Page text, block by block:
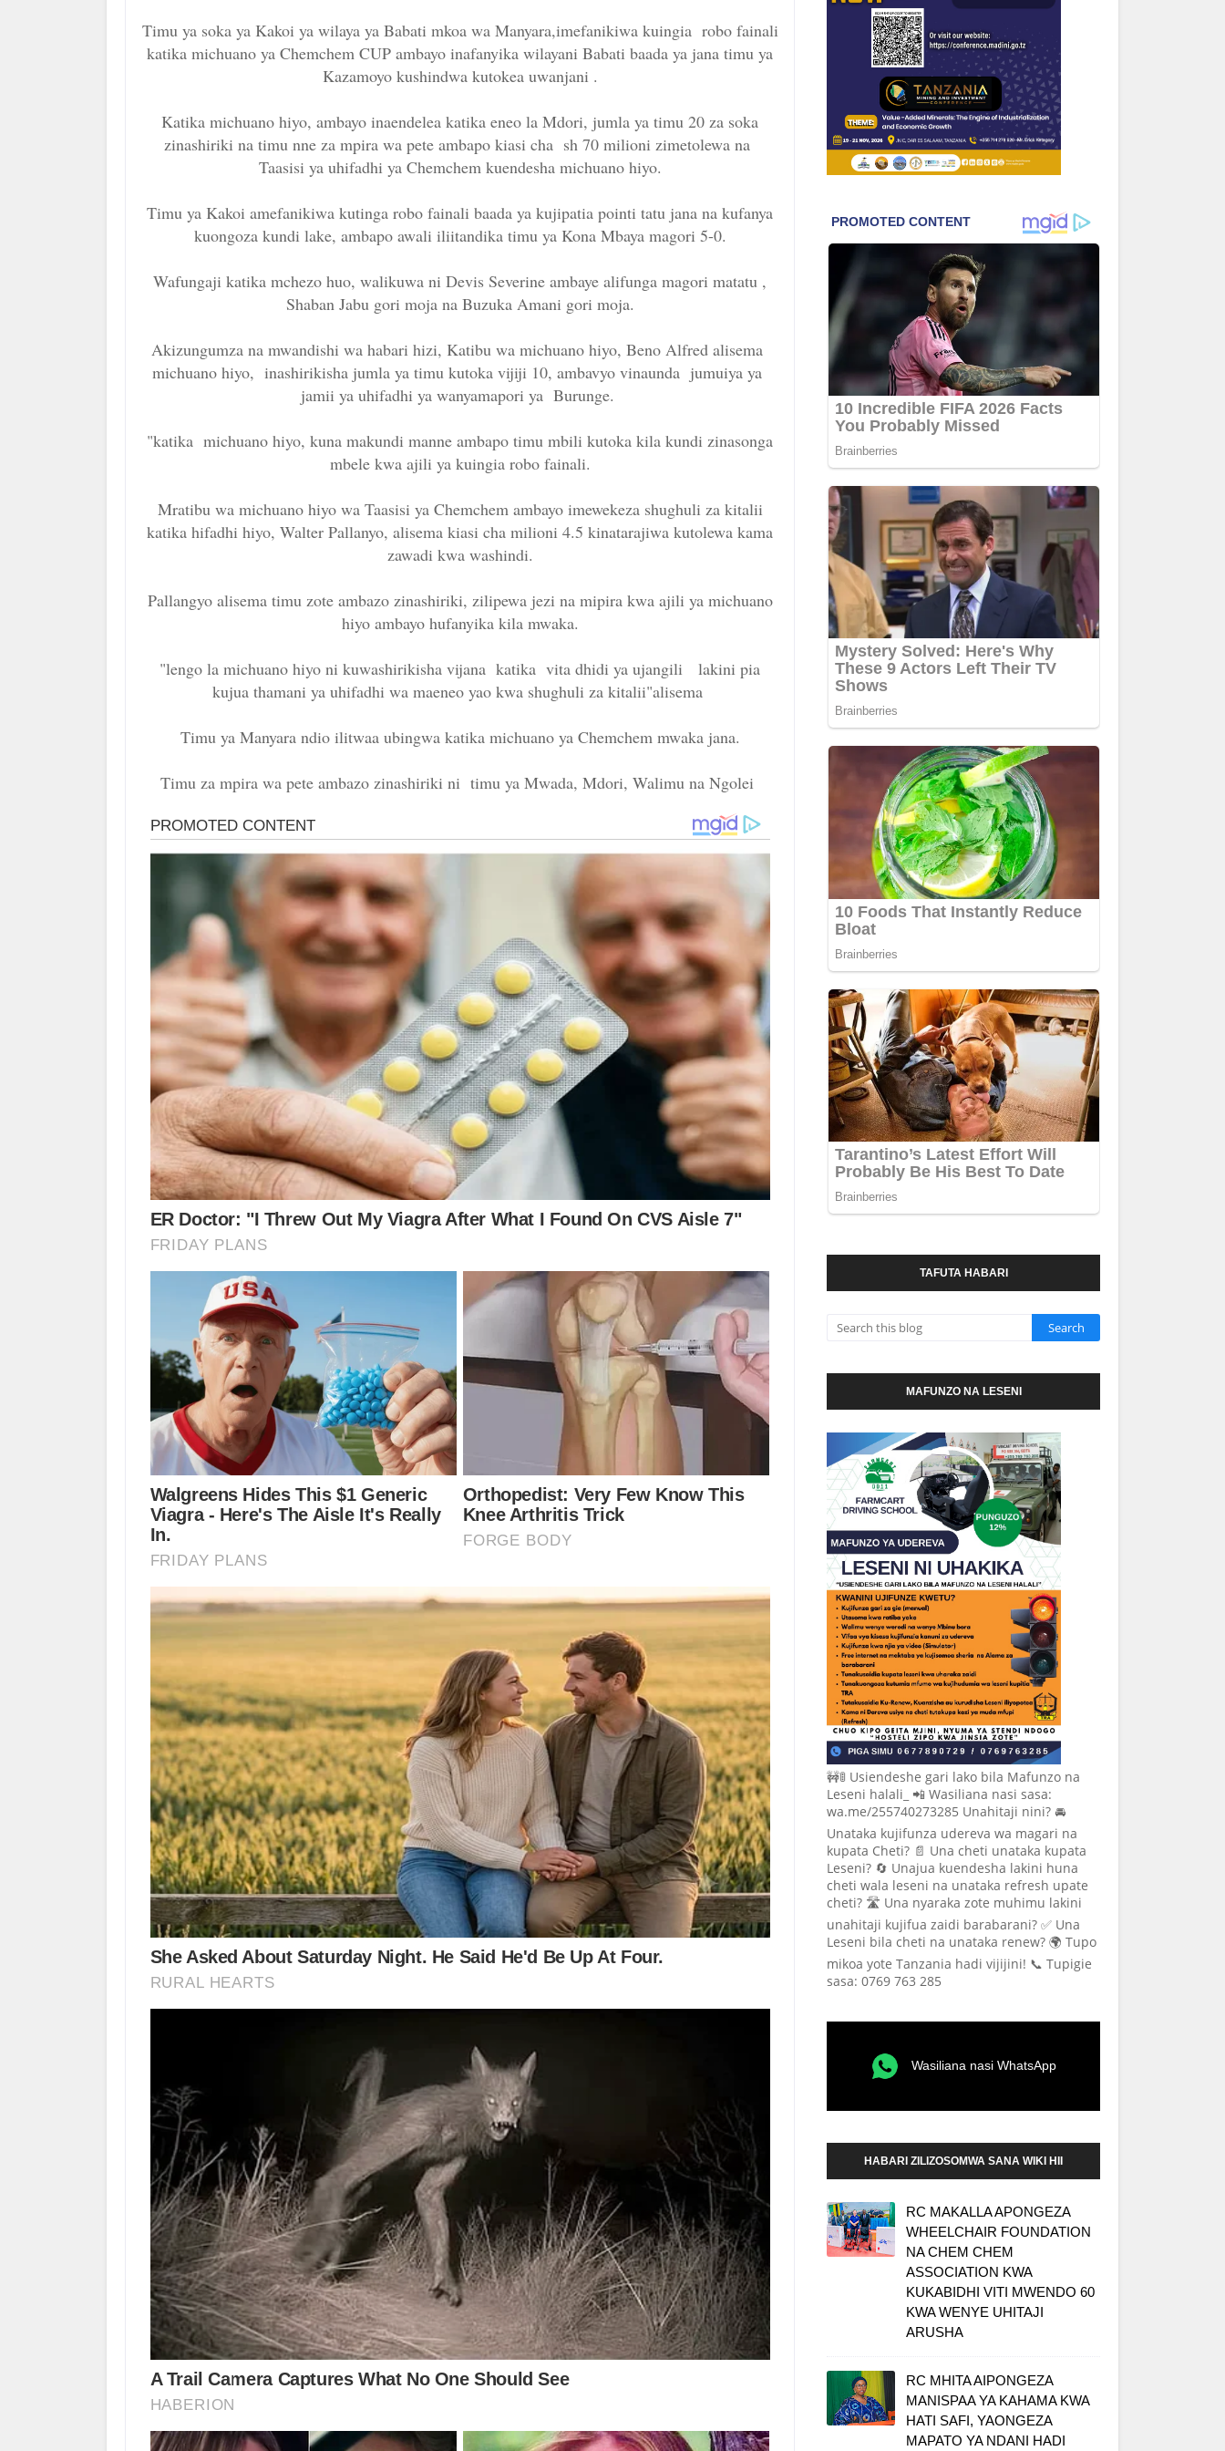
Timu ya soka ya Kakoi ya wilaya ya Babati mkoa wa Manyara,imefanikiwa kuingia robo fainali
katika michuano ya Chemchem CUP ambayo inafanyika wilayani Babati baada ya jana timu ya
Kazamoyo kushindwa kutokea uwanjani .
Katika michuano hiyo, ambayo inaendelea katika eneo la Mdori, jumla ya timu 20 za soka
zinashiriki na timu nne za mpira wa pete ambapo kiasi cha sh 70 milioni zimetolewa na
Taasisi ya uhifadhi ya Chemchem kuendesha michuano hiyo.
Timu ya Kakoi amefanikiwa kutinga robo fainali baada ya kujipatia pointi tatu jana na kufanya
kuongoza kundi lake, ambapo awali iliitandika timu ya Kona Mbaya magori 5-0.
Wafungaji katika mchezo huo, walikuwa ni Devis Severine ambaye alifunga magori matatu ,
Shaban Jabu gori moja na Buzuka Amani gori moja.
Akizungumza na mwandishi wa habari hizi, Katibu wa michuano hiyo, Beno Alfred alisema
michuano hiyo, inashirikisha jumla ya timu kutoka vijiji 10, ambavyo vinaunda jumuiya ya
jamii ya uhifadhi ya wanyamapori ya Burunge.
"katika michuano hiyo, kuna makundi manne ambapo timu mbili kutoka kila kundi zinasonga
mbele kwa ajili ya kuingia robo fainali.
Mratibu wa michuano hiyo wa Taasisi ya Chemchem ambayo imewekeza shughuli za kitalii
katika hifadhi hiyo, Walter Pallanyo, alisema kiasi cha milioni 4.5 kinatarajiwa kutolewa kama
zawadi kwa washindi.
Pallangyo alisema timu zote ambazo zinashiriki, zilipewa jezi na mipira kwa ajili ya michuano
hiyo ambayo hufanyika kila mwaka.
"lengo la michuano hiyo ni kuwashirikisha vijana katika vita dhidi ya ujangili lakini pia
kujua thamani ya uhifadhi wa maeneo yao kwa shughuli za kitalii"alisema
Timu ya Manyara ndio ilitwaa ubingwa katika michuano ya Chemchem mwaka jana.
Timu za mpira wa pete ambazo zinashiriki ni timu ya Mwada, Mdori, Walimu na Ngolei
TAFUTA HABARI
MAFUNZO NA LESENI
🚧🚦 Usiendeshe gari lako bila Mafunzo na
Leseni halali_ 📲 Wasiliana nasi sasa:
wa.me/255740273285 Unahitaji nini? 🚘
Unataka kujifunza udereva wa magari na
kupata Cheti? 📄 Una cheti unataka kupata
Leseni? 🔄 Unajua kuendesha lakini huna
cheti wala leseni na unataka refresh upate
cheti? 🛣️ Una nyaraka zote muhimu lakini
unahitaji kujifua zaidi barabarani? ✅ Una
Leseni bila cheti na unataka renew? 🌍 Tupo
mikoa yote Tanzania hadi vijijini! 📞 Tupigie
sasa: 0769 763 285
Wasiliana nasi WhatsApp
HABARI ZILIZOSOMWA SANA WIKI HII
RC MAKALLA APONGEZA
WHEELCHAIR FOUNDATION
NA CHEM CHEM
ASSOCIATION KWA
KUKABIDHI VITI MWENDO 60
KWA WENYE UHITAJI
ARUSHA
RC MHITA AIPONGEZA
MANISPAA YA KAHAMA KWA
HATI SAFI, YAONGEZA
MAPATO YA NDANI HADI